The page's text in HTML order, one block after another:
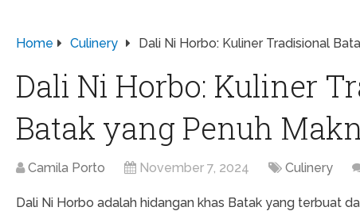
Home Culinery Dali Ni Horbo: Kuliner Tradisional
Dali Ni Horbo: Kuliner
Batak yang Penuh
Camila Porto November 7, 2024 Culinery
Dali Ni Horbo adalah hidangan khas Batak yang terbuat